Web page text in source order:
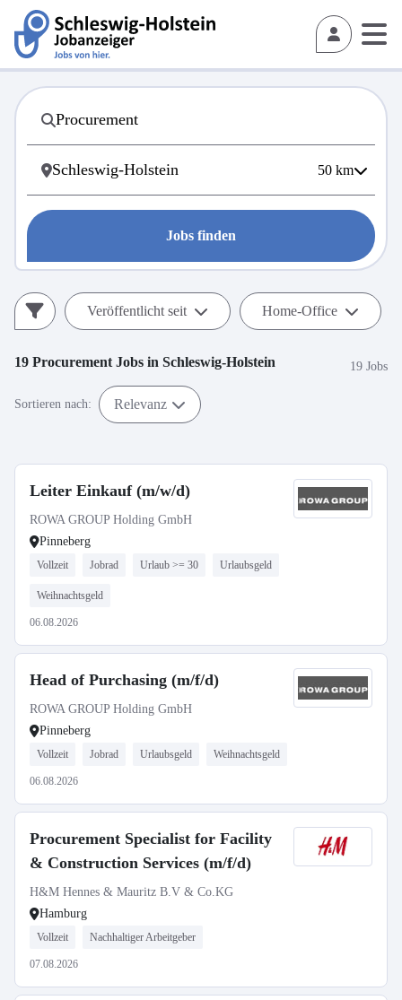
50 km
Jobs finden
Veröffentlicht seit Home-Office
19 Procurement Jobs in Schleswig-Holstein 19 Jobs
Sortieren nach: Relevanz
Leiter Einkauf (m/w/d)
ROWA GROUP Holding GmbH
Pinneberg
Vollzeit Jobrad Urlaub >= 30 Urlaubsgeld
Weihnachtsgeld
06.08.2026
Head of Purchasing (m/f/d)
ROWA GROUP Holding GmbH
Pinneberg
Vollzeit Jobrad Urlaubsgeld Weihnachtsgeld
06.08.2026
Procurement Specialist for Facility
& Construction Services (m/f/d)
H&M Hennes & Mauritz B.V & Co.KG
Hamburg
Vollzeit Nachhaltiger Arbeitgeber
07.08.2026